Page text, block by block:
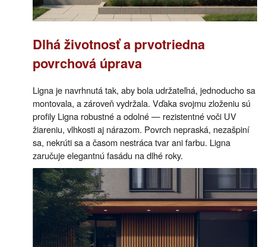
Dlhá životnosť a prvotriedna
povrchová úprava
Ligna je navrhnutá tak, aby bola udržateľná, jednoducho sa
montovala, a zároveň vydržala. Vďaka svojmu zloženiu sú
profily Ligna robustné a odolné — rezistentné voči UV
žiareniu, vlhkosti aj nárazom. Povrch nepraská, nezašpiní
sa, nekrúti sa a časom nestráca tvar ani farbu. Ligna
zaručuje elegantnú fasádu na dlhé roky.